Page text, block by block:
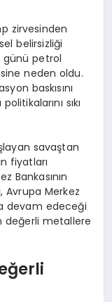
zirvesinden
belirsizliği
günü petrol
neden oldu.
baskısını
sıkı
savaştan
fiyatları
Bankasının
Avrupa Merkez
devam edeceği
değerli metallere